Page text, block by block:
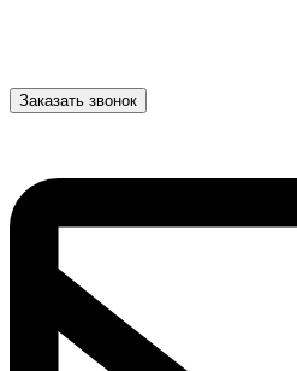
Заказать звонок